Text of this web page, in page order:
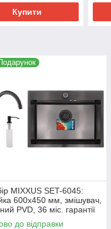
Купити
MIXXUS SET-6045:
600x450 мм, змішувач,
PVD, 36 міс. гарантії
до відправки